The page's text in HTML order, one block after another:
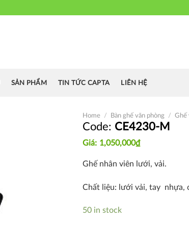
SẢN PHẨM TIN TỨC CAPTA LIÊN HỆ
Home / Bàn ghế văn phòng / Ghế
CE4230-M
1,050,000₫
Ghế nhân viên lưới, vải.
Chất liệu: lưới vải, tay nhựa,
50 in stock